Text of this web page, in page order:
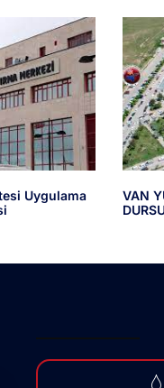
Uygulama
VAN